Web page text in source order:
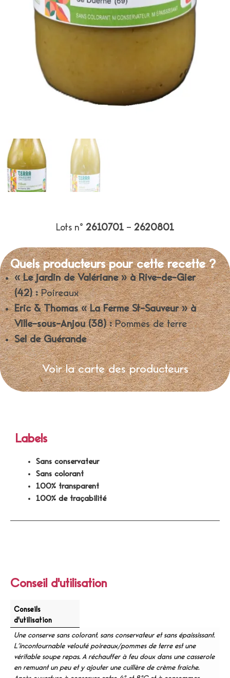
Lots n° 2610701 – 2620801
Quels producteurs pour cette recette ?
« Le jardin de Valériane » à Rive-de-Gier
(42) :Poireaux
Eric & Thomas « La Ferme St-Sauveur » à
Ville-sous-Anjou (38) :Pommes de terre
Sel de Guérande
Voir la carte des producteurs
Conseil d'utilisation
Conseils
d'utilisation
Une conserve sans colorant, sans conservateur et sans épaississant.
L’incontournable velouté poireaux/pommes de terre est une
véritable soupe repas. A réchauffer à feu doux dans une casserole
en remuant un peu et y ajouter une cuillère de crème fraîche.
Labels
Sans conservateur
Sans colorant
100% transparent
100% de traçabilité